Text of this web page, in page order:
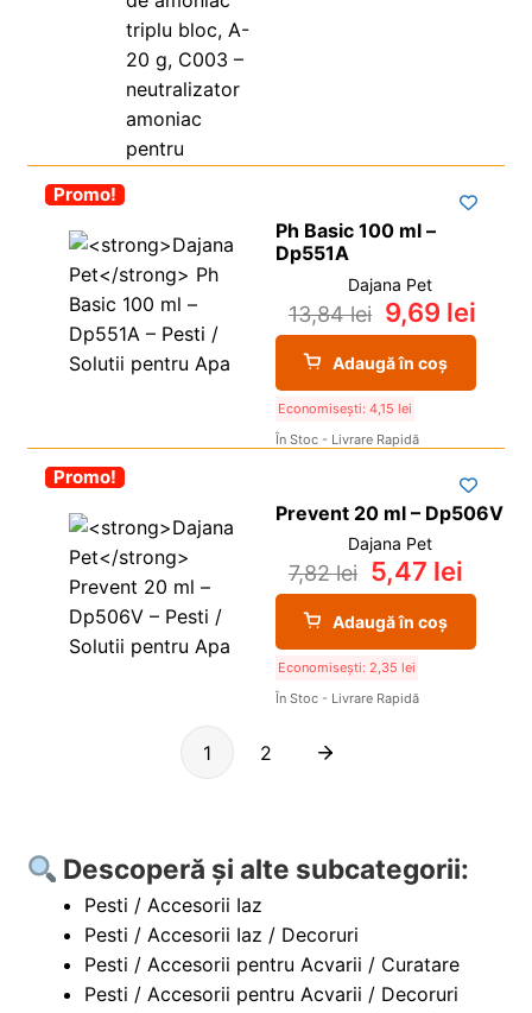
-30%
Promo!
Ph Basic 100 ml –
Dp551A
Dajana Pet
13,84lei 9,69 lei
Adaugă în coș
Economisești: 4,15 lei
În Stoc - Livrare Rapidă
-30%
Promo!
Prevent 20 ml – Dp506V
Dajana Pet
7,82lei 5,47 lei
Adaugă în coș
Economisești: 2,35 lei
În Stoc - Livrare Rapidă
1 2
Descoperă și alte subcategorii:
Pesti / Accesorii Iaz
Pesti / Accesorii Iaz / Decoruri
Pesti / Accesorii pentru Acvarii / Curatare
Pesti / Accesorii pentru Acvarii / Decoruri